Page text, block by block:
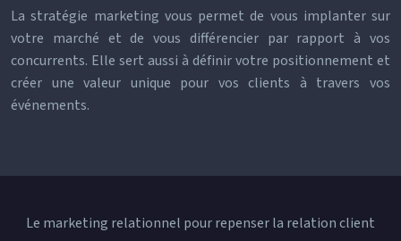
La stratégie marketing vous permet de vous implanter sur
votre marché et de vous différencier par rapport à vos
concurrents. Elle sert aussi à définir votre positionnement et
créer une valeur unique pour vos clients à travers vos
événements.
Le marketing relationnel pour repenser la relation client